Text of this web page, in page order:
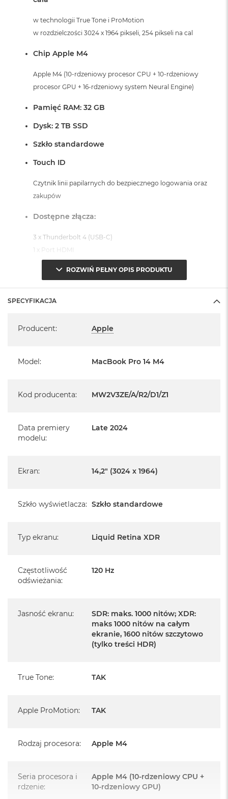
w technologii True Tone i ProMotion
w rozdzielczości 3024 x 1964 pikseli, 254 pikseli na cal
Chip Apple M4
Apple M4 (10-rdzeniowy procesor CPU + 10-rdzeniowy
procesor GPU + 16-rdzeniowy system Neural Engine)
Pamięć RAM: 32 GB
Dysk: 2 TB SSD
Szkło standardowe
Touch ID
Czytnik linii papilarnych do bezpiecznego logowania oraz
zakupów
Dostępne złącza:
3 x Thunderbolt 4 (USB-C)
1 x Port HDMI
1 x Port MagSafe 3
1 x Gniazdo słuchawkowe 3,5 mm
- lub nowszy, z darmową aktualizacją.
Informacje o produkcie:
Pochodzi od polskiego, oficjalnego dystrybutora Apple.
Istnieje możliwość przedłużenia gwarancji producenta.
kontaktując się z naszym handlowcem.
Posiada system operacyjny macOS w języku
polskim oraz polskie menu
urządzenia.
Zawartość zestawu:
Przewód USB-C na MagSafe 3 do ładowania (2m)
MacBook posiada układ klawiatury widoczny na zdjęciu - jest to
układ ISO - Angielski PL
ROZWIŃ PEŁNY OPIS PRODUKTU
SPECYFIKACJA
Producent: Apple
Model: MacBook Pro 14 M4
Kod producenta: MW2V3ZE/A/R2/D1/Z1
Data premiery
modelu:
Late 2024
Ekran: 14,2" (3024 x 1964)
Szkło wyświetlacza: Szkło standardowe
Typ ekranu: Liquid Retina XDR
Częstotliwość
odświeżania:
120 Hz
Jasność ekranu:
SDR: maks. 1000 nitów; XDR:
maks 1000 nitów na całym
ekranie, 1600 nitów szczytowo
(tylko treści HDR)
True Tone: TAK
Apple ProMotion: TAK
Rodzaj procesora: Apple M4
Seria procesora i
rdzenie:
Apple M4 (10-rdzeniowy CPU +
10-rdzeniowy GPU)